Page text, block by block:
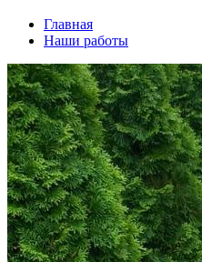
Главная
Наши работы